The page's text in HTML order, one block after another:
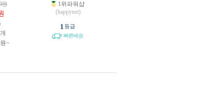
원
개
원~
1위파워샵
(happynet)
1 등급
빠른배송